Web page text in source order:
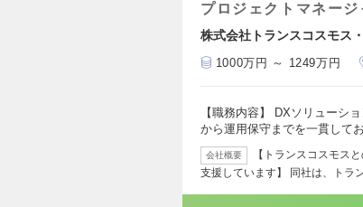
プロジェクトマネー
株式会社トランスコスモス
1000万円 ～ 1249万円
【職務内容】 DXソリューシ
から運用保守までを一貫して
会社概要
【トランスコスモス
支援しています】 同社は、トラ